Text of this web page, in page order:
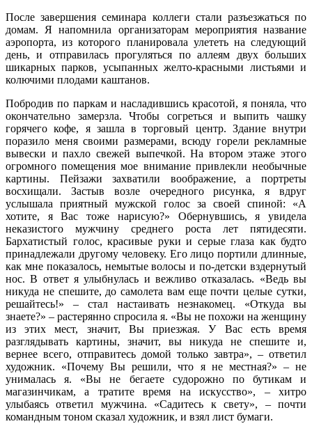
После завершения семинара коллеги стали разъезжаться по
домам. Я напомнила организаторам мероприятия название
аэропорта, из которого планировала улететь на следующий
день, и отправилась прогуляться по аллеям двух больших
шикарных парков, усыпанных желто-красными листьями и
колючими плодами каштанов.
Побродив по паркам и насладившись красотой, я поняла, что
окончательно замерзла. Чтобы согреться и выпить чашку
горячего кофе, я зашла в торговый центр. Здание внутри
поразило меня своими размерами, всюду горели рекламные
вывески и пахло свежей выпечкой. На втором этаже этого
огромного помещения мое внимание привлекли необычные
картины. Пейзажи захватили воображение, а портреты
восхищали. Застыв возле очередного рисунка, я вдруг
услышала приятный мужской голос за своей спиной: «А
хотите, я Вас тоже нарисую?» Обернувшись, я увидела
неказистого мужчину среднего роста лет пятидесяти.
Бархатистый голос, красивые руки и серые глаза как будто
принадлежали другому человеку. Его лицо портили длинные,
как мне показалось, немытые волосы и по-детски вздернутый
нос. В ответ я улыбнулась и вежливо отказалась. «Ведь вы
никуда не спешите, до самолета вам еще почти целые сутки,
решайтесь!» – стал настаивать незнакомец. «Откуда вы
знаете?» – растерянно спросила я. «Вы не похожи на женщину
из этих мест, значит, Вы приезжая. У Вас есть время
разглядывать картины, значит, вы никуда не спешите и,
вернее всего, отправитесь домой только завтра», – ответил
художник. «Почему Вы решили, что я не местная?» – не
унималась я. «Вы не бегаете судорожно по бутикам и
магазинчикам, а тратите время на искусство», – хитро
улыбаясь ответил мужчина. «Садитесь к свету», – почти
командным тоном сказал художник, и взял лист бумаги.